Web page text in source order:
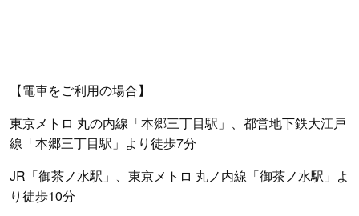
【電車をご利用の場合】
東京メトロ 丸の内線「本郷三丁目駅」、都営地下鉄大江戸
線「本郷三丁目駅」より徒歩7分
JR「御茶ノ水駅」、東京メトロ 丸ノ内線「御茶ノ水駅」よ
り徒歩10分